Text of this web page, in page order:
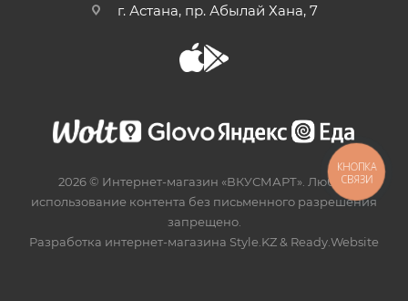
г. Астана, пр. Абылай Хана, 7
2026 © Интернет-магазин «ВКУСМАРТ». Любое
использование контента без письменного разрешения
запрещено.
Разработка интернет-магазина Style.KZ& Ready.Website
КНОПКА
СВЯЗИ